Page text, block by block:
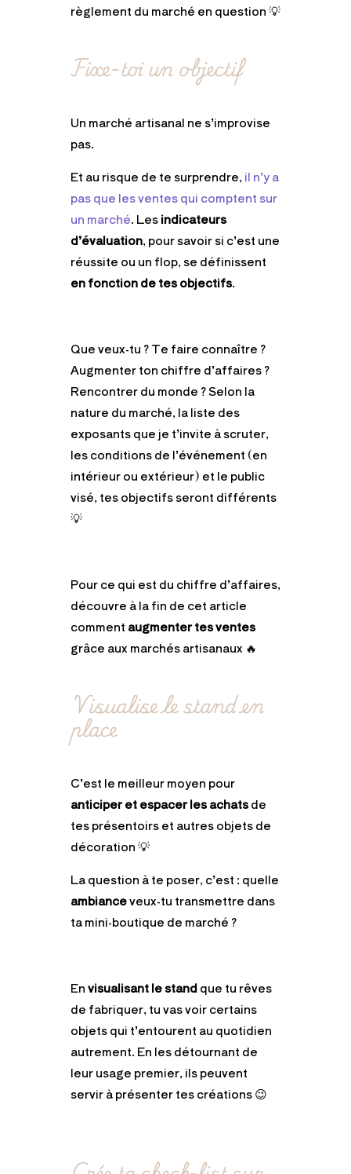
règlement du marché en question 💡
Fixe-toi un objectif
Un marché artisanal ne s’improvise
pas.
Et au risque de te surprendre,il n’y a
pas que les ventes qui comptent sur
un marché. Lesindicateurs
d’évaluation, pour savoir si c’est une
réussite ou un flop, se définissent
en fonction de tes objectifs.
Que veux-tu ? Te faire connaître ?
Augmenter ton chiffre d’affaires ?
Rencontrer du monde ? Selon la
nature du marché, la liste des
exposants que je t’invite à scruter,
les conditions de l’événement (en
intérieur ou extérieur) et le public
visé, tes objectifs seront différents
💡
Pour ce qui est du chiffre d’affaires,
découvre à la fin de cet article
comment augmenter tes ventes
grâce aux marchés artisanaux 🔥
Visualise le stand en
place
C’est le meilleur moyen pour
anticiper et espacer les achatsde
tes présentoirs et autres objets de
décoration 💡
La question à te poser, c’est : quelle
ambianceveux-tu transmettre dans
ta mini-boutique de marché ?
Envisualisant le standque tu rêves
de fabriquer, tu vas voir certains
objets qui t’entourent au quotidien
autrement. En les détournant de
leur usage premier, ils peuvent
servir à présenter tes créations 😉